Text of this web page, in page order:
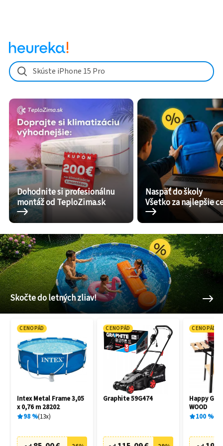
Skúste iPhone 15 Pro
Dohodnite si profesionálnu
montáž od TeploZima.sk
Naspäť do školy
Všetko za najlepšie
Skočte do letných zliav!
CENOPÁD
Intex Metal Frame 3,05
x 0,76 m 28202
98% 13x
CENOPÁD
Graphite 59G474
CENOPÁD
Happy
WOOD
100%